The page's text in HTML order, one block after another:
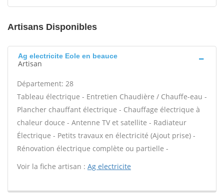
Artisans Disponibles
Ag electricite Eole en beauce
Artisan
Département: 28
Tableau électrique - Entretien Chaudière / Chauffe-eau -
Plancher chauffant électrique - Chauffage électrique à
chaleur douce - Antenne TV et satellite - Radiateur
Électrique - Petits travaux en électricité (Ajout prise) -
Rénovation électrique complète ou partielle -
Voir la fiche artisan : Ag electricite